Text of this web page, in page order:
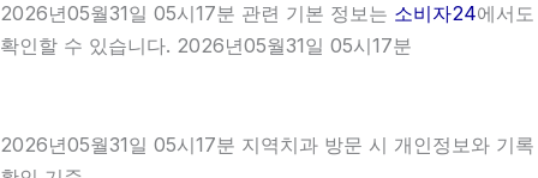
2026년05월31일 05시17분 관련 기본 정보는 소비자24에서도
확인할 수 있습니다. 2026년05월31일 05시17분
2026년05월31일 05시17분 지역치과 방문 시 개인정보와 기록